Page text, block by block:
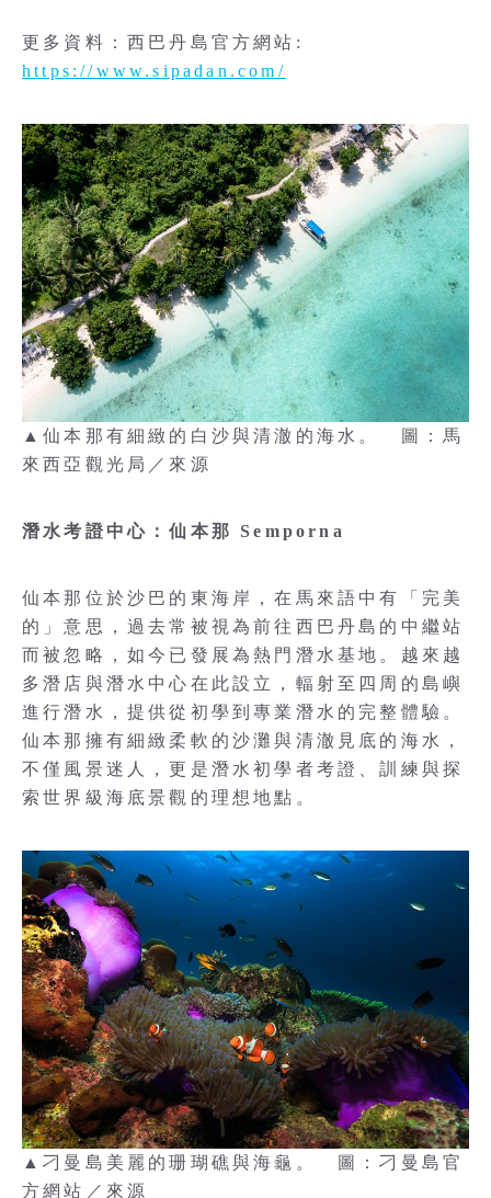
更多資料：西巴丹島官方網站:
https://www.sipadan.com/
▲仙本那有細緻的白沙與清澈的海水。 圖：馬
來西亞觀光局／來源
潛水考證中心：仙本那 Semporna
仙本那位於沙巴的東海岸，在馬來語中有「完美
的」意思，過去常被視為前往西巴丹島的中繼站
而被忽略，如今已發展為熱門潛水基地。越來越
多潛店與潛水中心在此設立，輻射至四周的島嶼
進行潛水，提供從初學到專業潛水的完整體驗。
仙本那擁有細緻柔軟的沙灘與清澈見底的海水，
不僅風景迷人，更是潛水初學者考證、訓練與探
索世界級海底景觀的理想地點。
▲刁曼島美麗的珊瑚礁與海龜。 圖：刁曼島官
方網站／來源